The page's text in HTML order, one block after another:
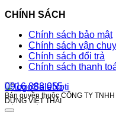
CHÍNH SÁCH
Chính sách bảo mật
Chính sách vận
Chính sách đổi trả
Chính sách thanh
0916 888 055
Bản quyền thuộc CÔNG TY
DỰNG VIỆT THÁI